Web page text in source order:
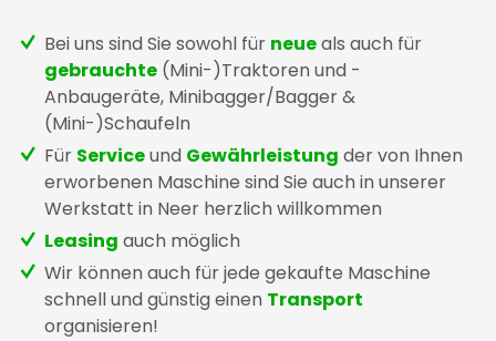
Bei uns sind Sie sowohl für neueals auch für
gebrauchte (Mini-)Traktoren und -
Anbaugeräte, Minibagger/Bagger &
(Mini-)Schaufeln
Für Serviceund Gewährleistung der von Ihnen
erworbenen Maschine sind Sie auch in unserer
Werkstatt in Neer herzlich willkommen
Leasing auch möglich
Wir können auch für jede gekaufte Maschine
schnell und günstig einen Transport
organisieren!